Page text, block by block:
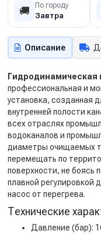
🚚 По городу
Завтра
Описание
Гидродинамическая
профессиональная и
установка, созданная
внутренней полости
всех отраслях
водоканалов и
диаметры очищаемых
перемещать по
поверхности, не боясь
плавной регулировкой
насос от перегрева.
Технические
Давление (бар):